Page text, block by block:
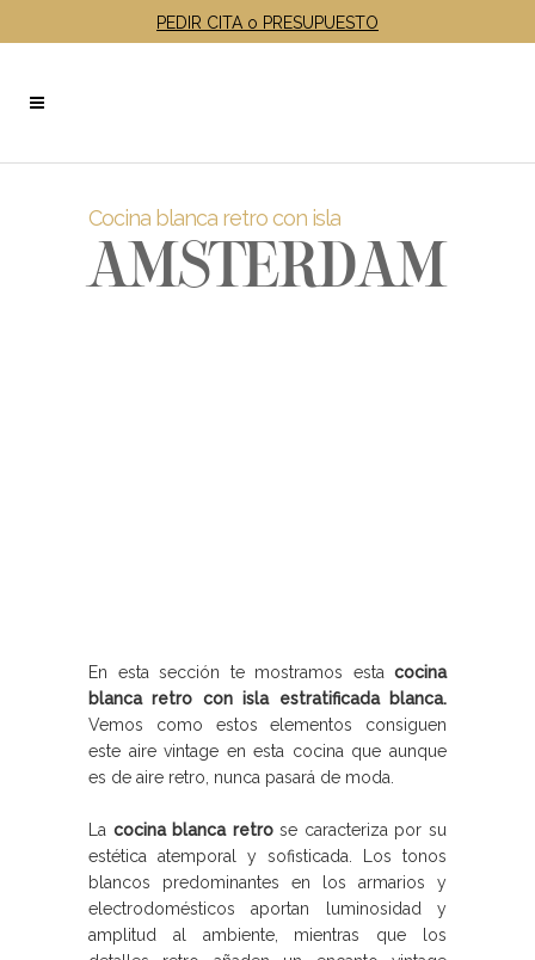
PEDIR CITA o PRESUPUESTO
Cocina blanca retro con isla
AMSTERDAM
En esta sección te mostramos esta cocina
blanca retro con isla estratificada blanca.
Vemos como estos elementos consiguen
este aire vintage en esta cocina que aunque
es de aire retro, nunca pasará de moda.
La cocina blanca retrose caracteriza por su
estética atemporal y sofisticada. Los tonos
blancos predominantes en los armarios y
electrodomésticos aportan luminosidad y
amplitud al ambiente, mientras que los